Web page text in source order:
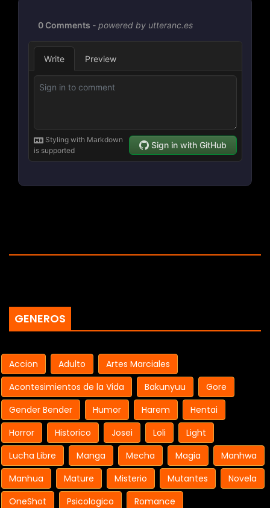
GENEROS
Accion Adulto
Artes Marciales
Acontesimientos de la Vida
Bakunyuu
Gore
Gender Bender
Humor Harem
Hentai
Horror
Historico Josei Loli
Light
Lucha Libre
Manga Mecha Magia
Manhwa
Manhua
Mature Misterio Mutantes
Novela
OneShot
Psicologico
Romance